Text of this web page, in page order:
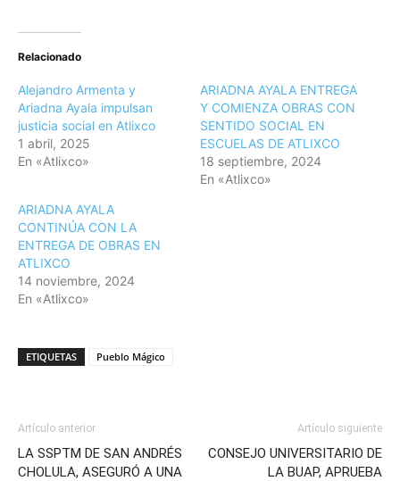
Relacionado
Alejandro Armenta y
Ariadna Ayala impulsan
justicia social en Atlixco
1 abril, 2025
En «Atlixco»
ARIADNA AYALA ENTREGA
Y COMIENZA OBRAS CON
SENTIDO SOCIAL EN
ESCUELAS DE ATLIXCO
18 septiembre, 2024
En «Atlixco»
ARIADNA AYALA
CONTINÚA CON LA
ENTREGA DE OBRAS EN
ATLIXCO
14 noviembre, 2024
En «Atlixco»
ETIQUETAS Pueblo Mágico
Artículo anterior
LA SSPTM DE SAN ANDRÉS
CHOLULA, ASEGURÓ A UNA
Artículo siguiente
CONSEJO UNIVERSITARIO DE
LA BUAP, APRUEBA